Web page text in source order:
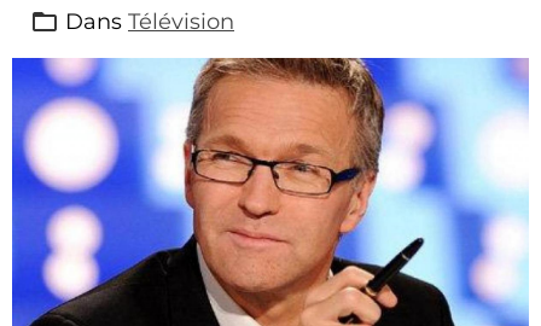
Dans Télévision